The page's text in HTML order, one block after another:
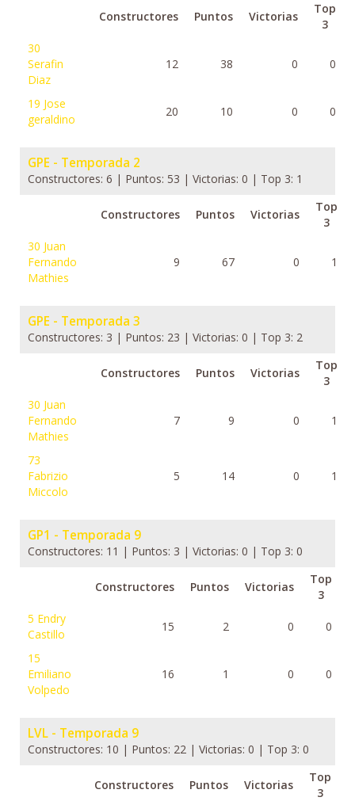
Constructores Puntos Victorias
Top
3
30
Serafin
Diaz
12 38 0 0
19 Jose
geraldino
20 10 0 0
GPE - Temporada 2
Constructores: 6 | Puntos: 53 | Victorias: 0 | Top 3: 1
Constructores Puntos Victorias
Top
3
30 Juan
Fernando
Mathies
9 67 0 1
GPE - Temporada 3
Constructores: 3 | Puntos: 23 | Victorias: 0 | Top 3: 2
Constructores Puntos Victorias
Top
3
30 Juan
Fernando
Mathies
7 9 0 1
73
Fabrizio
Miccolo
5 14 0 1
GP1 - Temporada 9
Constructores: 11 | Puntos: 3 | Victorias: 0 | Top 3: 0
Constructores Puntos Victorias
Top
3
5 Endry
Castillo
15 2 0 0
15
Emiliano
Volpedo
16 1 0 0
LVL - Temporada 9
Constructores: 10 | Puntos: 22 | Victorias: 0 | Top 3: 0
Constructores Puntos Victorias
Top
3